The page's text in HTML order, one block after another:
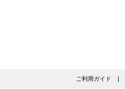
ご利用ガイド |